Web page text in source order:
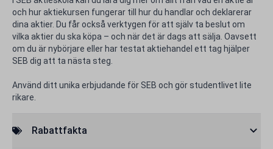
och hur aktiekursen fungerar till hur du handlar och deklarerar
dina aktier. Du får också verktygen för att själv ta beslut om
vilka aktier du ska köpa – och när det är dags att sälja. Oavsett
om du är nybörjare eller har testat aktiehandel ett tag hjälper
SEB dig att ta nästa steg.
Använd ditt unika erbjudande för SEB och gör studentlivet lite
rikare.
Rabattfakta